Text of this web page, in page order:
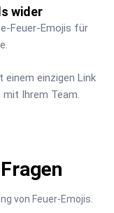
wider
Feuer-Emojis für
einzigen Link
Ihrem Team.
von Feuer-Emojis.